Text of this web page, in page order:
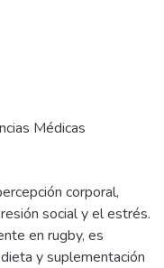
Médicas
corporal,
social y el estrés.
en rugby, es
y suplementación